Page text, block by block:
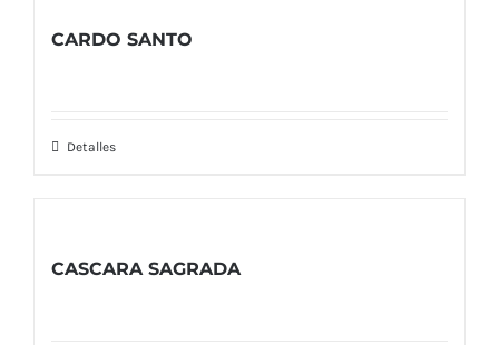
CARDO SANTO
Detalles
CASCARA SAGRADA